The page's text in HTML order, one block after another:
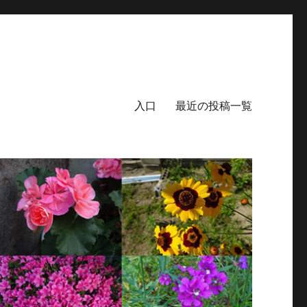
入口 最近の投稿一覧